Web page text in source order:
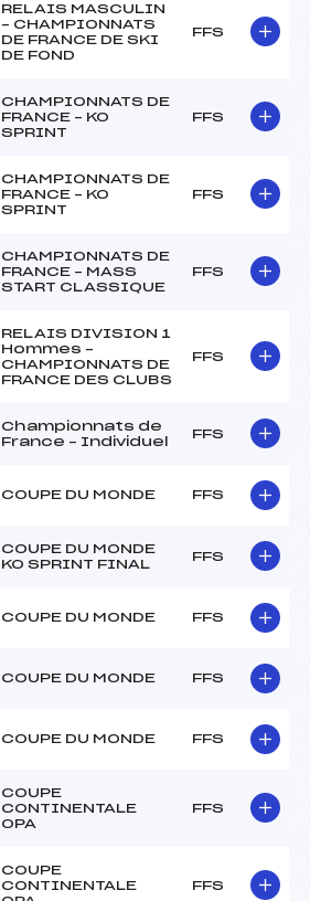
RELAIS MASCULIN
– CHAMPIONNATS
DE FRANCE DE SKI
DE FOND
FFS
CHAMPIONNATS DE
FRANCE – KO
SPRINT
FFS
CHAMPIONNATS DE
FRANCE – KO
SPRINT
FFS
CHAMPIONNATS DE
FRANCE – MASS
START CLASSIQUE
FFS
RELAIS DIVISION 1
Hommes –
CHAMPIONNATS DE
FRANCE DES CLUBS
FFS
Championnats de
France – Individuel
FFS
COUPE DU MONDE FFS
COUPE DU MONDE
KO SPRINT FINAL
FFS
COUPE DU MONDE FFS
COUPE DU MONDE FFS
COUPE DU MONDE FFS
COUPE
CONTINENTALE
OPA
FFS
COUPE
CONTINENTALE
FFS